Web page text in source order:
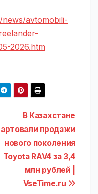
avtomobili-
2026.htm
В Казахстане
продажи
нового поколения
Toyota RAV4 за 3,4
млн рублей |
VseTime.ru